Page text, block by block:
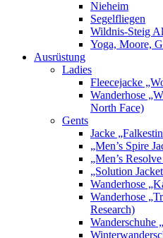
Nieheim
Segelfliegen
Wildnis-Steig
Yoga, Moore,
Ausrüstung
Ladies
Fleecejacke
Wanderhose
North Face)
Gents
Jacke
„Men’s Spire
„Men’s
„Solution
Wanderhose
Wanderhose
Research)
Wanderschuhe